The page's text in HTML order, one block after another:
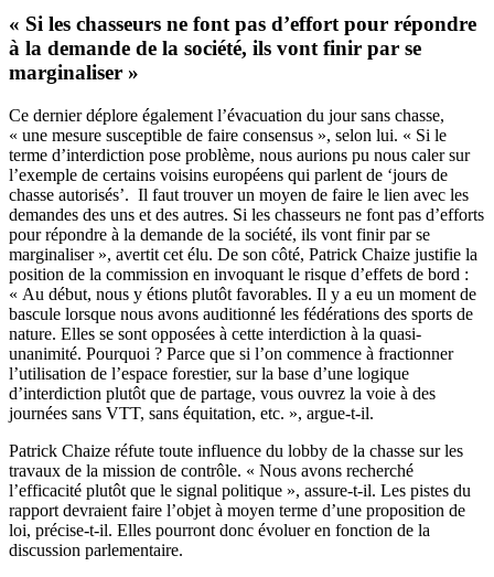
« Si les chasseurs ne font pas d’effort pour répondre
à la demande de la société, ils vont finir par se
marginaliser »
Ce dernier déplore également l’évacuation du jour sans chasse,
« une mesure susceptible de faire consensus », selon lui. « Si le
terme d’interdiction pose problème, nous aurions pu nous caler sur
l’exemple de certains voisins européens qui parlent de ‘jours de
chasse autorisés’. Il faut trouver un moyen de faire le lien avec les
demandes des uns et des autres. Si les chasseurs ne font pas d’efforts
pour répondre à la demande de la société, ils vont finir par se
marginaliser », avertit cet élu. De son côté, Patrick Chaize justifie la
position de la commission en invoquant le risque d’effets de bord :
« Au début, nous y étions plutôt favorables. Il y a eu un moment de
bascule lorsque nous avons auditionné les fédérations des sports de
nature. Elles se sont opposées à cette interdiction à la quasi-
unanimité. Pourquoi ? Parce que si l’on commence à fractionner
l’utilisation de l’espace forestier, sur la base d’une logique
d’interdiction plutôt que de partage, vous ouvrez la voie à des
journées sans VTT, sans équitation, etc. », argue-t-il.
Patrick Chaize réfute toute influence du lobby de la chasse sur les
travaux de la mission de contrôle. « Nous avons recherché
l’efficacité plutôt que le signal politique », assure-t-il. Les pistes du
rapport devraient faire l’objet à moyen terme d’une proposition de
loi, précise-t-il. Elles pourront donc évoluer en fonction de la
discussion parlementaire.